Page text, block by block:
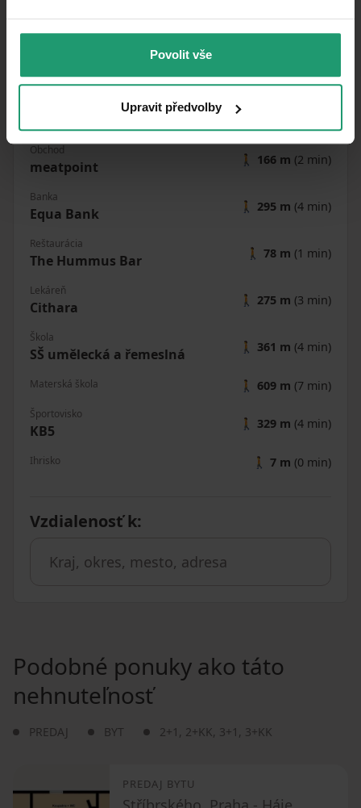
Povolit vše
Upravit předvolby
Ocelářská
🚘
Obchod
meatpoint 🚶 166 m (2 min)
Banka
Equa Bank 🚶 295 m (4 min)
Reštaurácia
The Hummus Bar 🚶 78 m (1 min)
Lekáreň
Cithara 🚶 275 m (3 min)
Škola
SŠ umělecká a řemeslná 🚶 361 m (4 min)
Materská škola 🚶 609 m (7 min)
Športovisko
KB5 🚶 329 m (4 min)
Ihrisko 🚶 7 m (0 min)
Vzdialenosť k:
Podobné ponuky ako táto
nehnuteľnosť
PREDAJ BYT 2+1 , 2+KK, 3+1 , 3+KK
PREDAJ BYTU